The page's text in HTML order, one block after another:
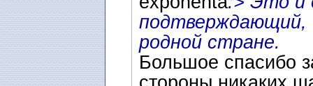
подтверждающий,
родной стране.
Большое спасибо